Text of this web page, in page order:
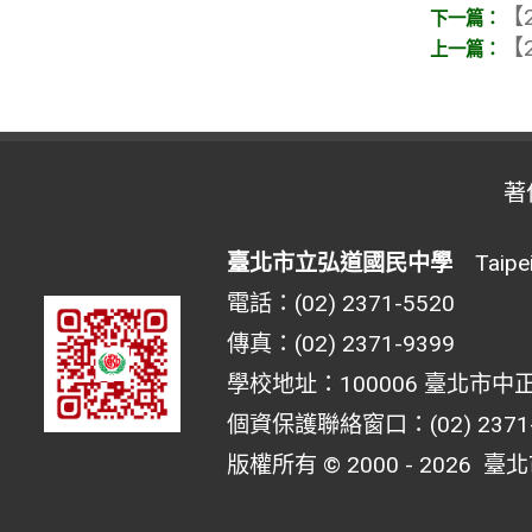
著
臺北市立弘道國民中學Taipei
電話：(02) 2371-5520
傳真：(02) 2371-9399
學校地址：100006 臺北市中
個資保護聯絡窗口：(02)
版權所有 © 2000 - 2026 臺